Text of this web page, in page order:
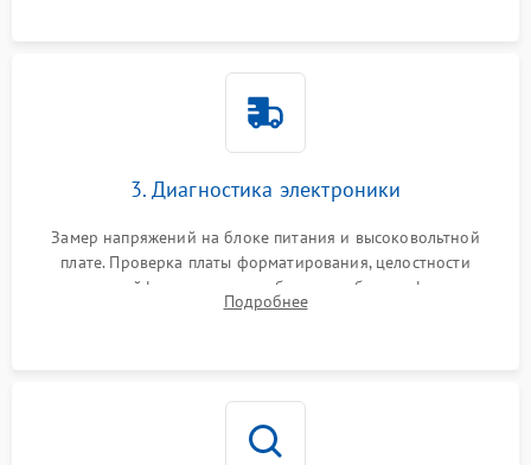
3. Диагностика электроники
Замер напряжений на блоке питания и высоковольтной
плате. Проверка платы форматирования, целостности
плоских шлейфов сканера и работоспособности флажков и
оптопар (датчиков прохождения бумаги).
Подробнее